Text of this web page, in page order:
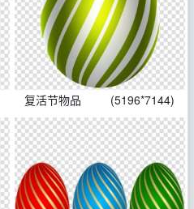
复活节物品 (5196*7144)